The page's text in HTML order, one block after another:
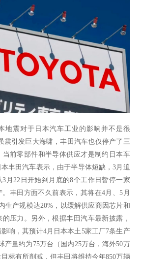
地震对于日本汽车工业的影响并不是很
震引发巨大海啸，丰田汽车也仅停产了三
当前零部件和半导体供应才是制约日本车
丰田汽车表示，由于半导体短缺，3月追
月22日开始到月底的8个工作日暂停一家
丰田方面不久前表示，其将在4月、5月
生产规模达20%，以缓解供应商因芯片和
压力。另外，根据丰田汽车最新披露，
响，其预计4月日本本土5家工厂7条生产
产量约为75万台（国内25万台，海外50万
标有所削减，但丰田将维持今年850万辆